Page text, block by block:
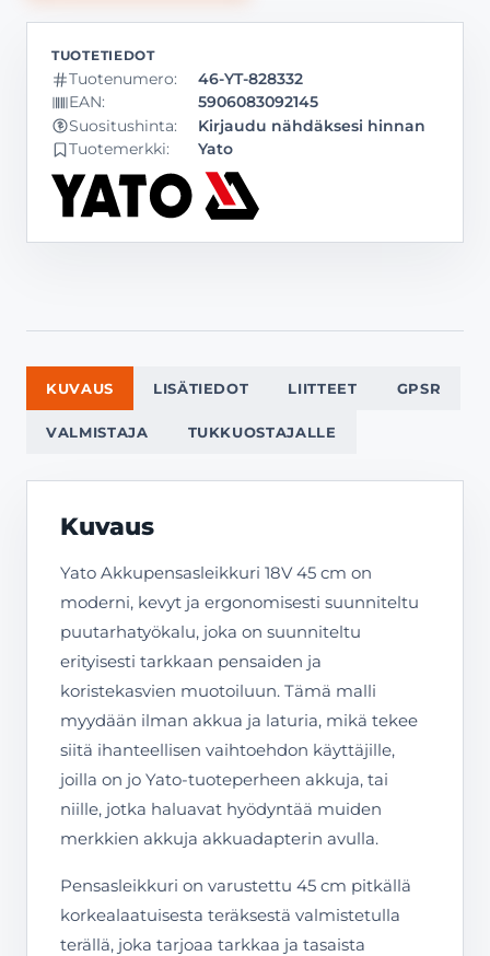
Tuotenumero:
46-YT-828332
EAN:
5906083092145
Suositushinta:
Kirjaudu nähdäksesi hinnan
Tuotemerkki: Yato
KUVAUS LISÄTIEDOT LIITTEET GPSR
VALMISTAJA TUKKUOSTAJALLE
Kuvaus
Yato Akkupensasleikkuri 18V 45 cm on
moderni, kevyt ja ergonomisesti suunniteltu
puutarhatyökalu, joka on suunniteltu
erityisesti tarkkaan pensaiden ja
koristekasvien muotoiluun. Tämä malli
myydään ilman akkua ja laturia, mikä tekee
siitä ihanteellisen vaihtoehdon käyttäjille,
joilla on jo Yato-tuoteperheen akkuja, tai
niille, jotka haluavat hyödyntää muiden
merkkien akkuja akkuadapterin avulla.
Pensasleikkuri on varustettu 45 cm pitkällä
korkealaatuisesta teräksestä valmistetulla
terällä, joka tarjoaa tarkkaa ja tasaista